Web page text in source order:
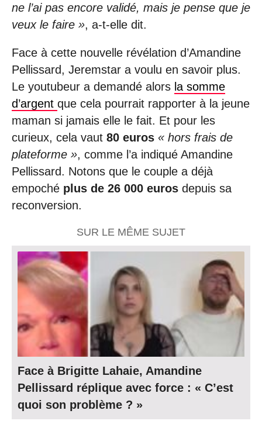
ne l’ai pas encore validé, mais je pense que je
veux le faire », a-t-elle dit.
Face à cette nouvelle révélation d’Amandine
Pellissard, Jeremstar a voulu en savoir plus.
Le youtubeur a demandé alors la somme
d’argent que cela pourrait rapporter à la jeune
maman si jamais elle le fait. Et pour les
curieux, cela vaut 80 euros « hors frais de
plateforme », comme l’a indiqué Amandine
Pellissard. Notons que le couple a déjà
empoché plus de 26 000 euros depuis sa
reconversion.
SUR LE MÊME SUJET
Face à Brigitte Lahaie, Amandine
Pellissard réplique avec force : « C’est
quoi son problème ? »